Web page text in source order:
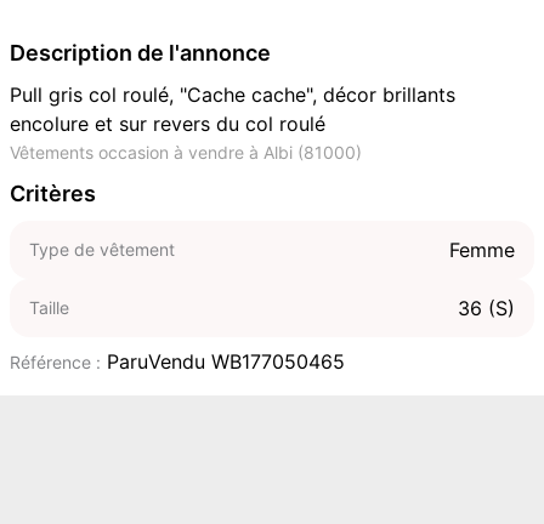
Description de l'annonce
Pull gris col roulé, "Cache cache", décor brillants
encolure et sur revers du col roulé
Vêtements occasion à vendre à Albi (81000)
Critères
Type de vêtement Femme
Taille 36 (S)
Référence : ParuVendu WB177050465